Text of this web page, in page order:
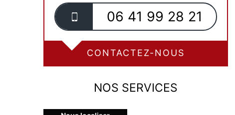
06 41 99 28 21
CONTACTEZ-NOUS
NOS SERVICES